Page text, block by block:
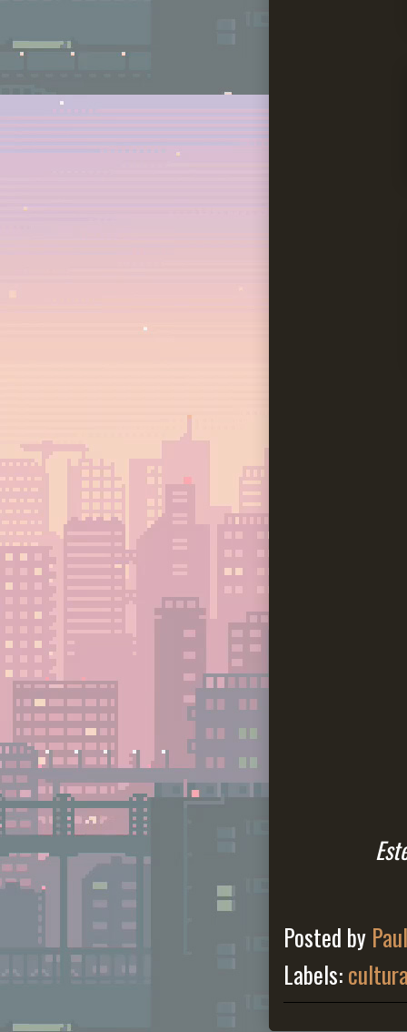
Posted by
Labels: